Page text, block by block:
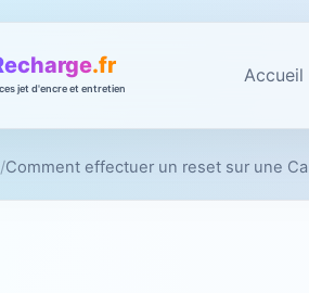
Accueil
/Comment effectuer un reset sur une